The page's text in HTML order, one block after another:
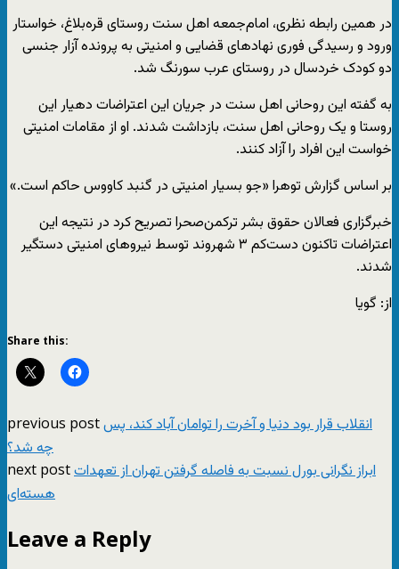
در همین رابطه نظری، امام‌جمعه اهل سنت روستای قره‌بلاغ، خواستار
ورود و رسیدگی فوری نهادهای قضایی و امنیتی به پرونده آزار جنسی
دو کودک خردسال در روستای عرب سورنگ شد.
به گفته این روحانی اهل سنت در جریان این اعتراضات دهیار این
روستا و یک روحانی اهل سنت، بازداشت شدند. او از مقامات امنیتی
خواست این افراد را آزاد کنند.
بر اساس گزارش توهرا «جو بسیار امنیتی در گنبد کاووس حاکم است.»
خبرگزاری فعالان حقوق بشر ترکمن‌صحرا تصریح کرد در نتیجه این
اعتراضات تاکنون دست‌کم ۳ شهروند توسط نیروهای امنیتی دستگیر
شدند.
از: گویا
Share this:
previous postانقلاب قرار بود دنیا و آخرت را توامان آباد کند، پس
چه شد؟
next postابراز نگرانی بورل نسبت به فاصله گرفتن تهران از تعهدات
هسته‌ای
Leave a Reply